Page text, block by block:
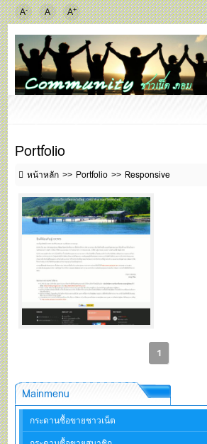
A- A A+
Portfolio
หน้าหลัก Portfolio Responsive
1
Mainmenu
กระดานซื้อขายชาวเน็ต